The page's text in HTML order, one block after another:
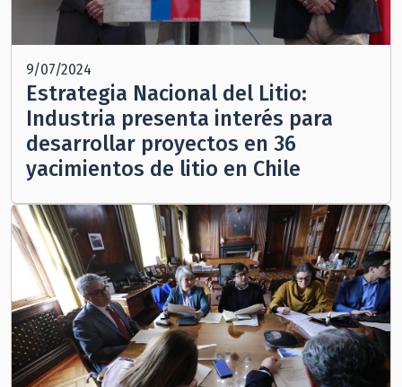
9/07/2024
Estrategia Nacional del Litio:
Industria presenta interés para
desarrollar proyectos en 36
yacimientos de litio en Chile